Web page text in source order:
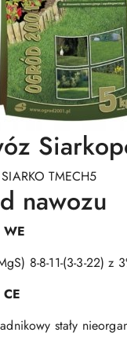
TMECH5
nawozu
WE
8-8-11-(3-3-22) z
stały